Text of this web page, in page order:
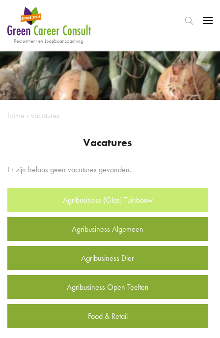
home › vacatures
Vacatures
Er zijn helaas geen vacatures gevonden.
Agribusiness (Glas) Tuinbouw
Agribusiness Algemeen
Agribusiness Dier
Agribusiness Open Teelten
Food & Retail